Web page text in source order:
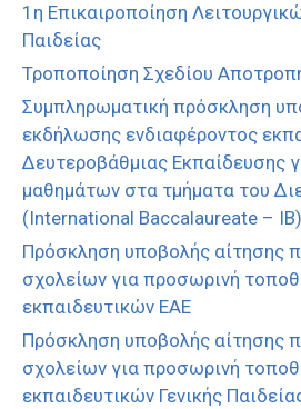
1η Επικαιροποίηση
Παιδείας
Τροποποίηση Σχεδίου
Συμπληρωματική πρόσκληση
εκδήλωσης ενδιαφέροντος
Δευτεροβάθμιας Εκπαίδευσης
μαθημάτων στα τμήματα του
(International Baccalaureate – IB)
Πρόσκληση υποβολής αίτησης
σχολείων για προσωρινή
εκπαιδευτικών ΕΑΕ
Πρόσκληση υποβολής αίτησης
σχολείων για προσωρινή
εκπαιδευτικών Γενικής